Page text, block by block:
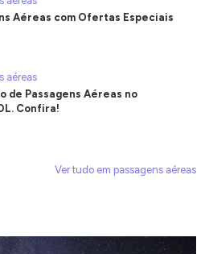
Aéreas com Ofertas Especiais
aéreas
de Passagens Aéreas no
Confira!
Ver tudo em passagens aéreas